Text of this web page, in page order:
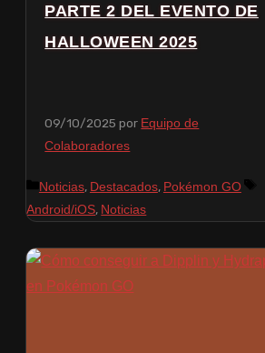
PARTE 2 DEL EVENTO DE
HALLOWEEN 2025
09/10/2025 por Equipo de
Colaboradores
Noticias, Destacados, Pokémon GO
Android/iOS, Noticias